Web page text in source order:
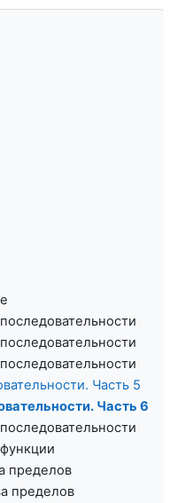
Часть 5
Часть 6
пределов
пределов